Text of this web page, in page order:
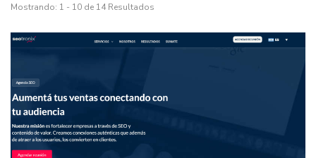
Mostrando: 1 - 10 de 14 Resultados